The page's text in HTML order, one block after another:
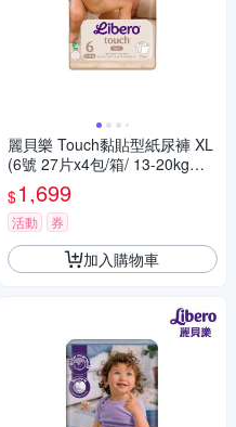
麗貝樂 Touch黏貼型紙尿褲 XL
(6號 27片x4包/箱/ 13-20kg適
用)
$1,699
活動 券
加入購物車